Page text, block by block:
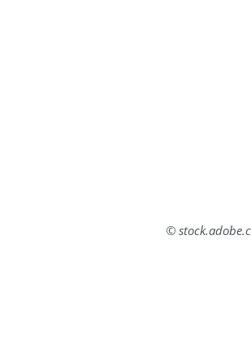
©